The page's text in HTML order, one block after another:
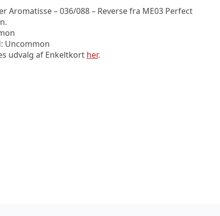
Aromatisse – 036/088 – Reverse fra ME03 Perfect
Uncommon
udvalg af Enkeltkort her.